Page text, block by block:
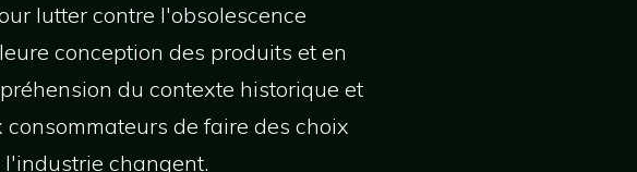
lutter contre l'obsolescence
conception des produits et en
du contexte historique et
de faire des choix
changent.